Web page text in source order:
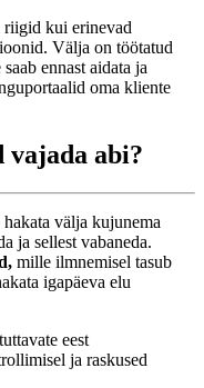
riigid kui erinevad
Välja on töötatud
ennast aidata ja
oma kliente
vajada abi?
välja kujunema
ja sellest vabaneda.
mille ilmnemisel tasub
igapäeva elu
eest
ja raskused